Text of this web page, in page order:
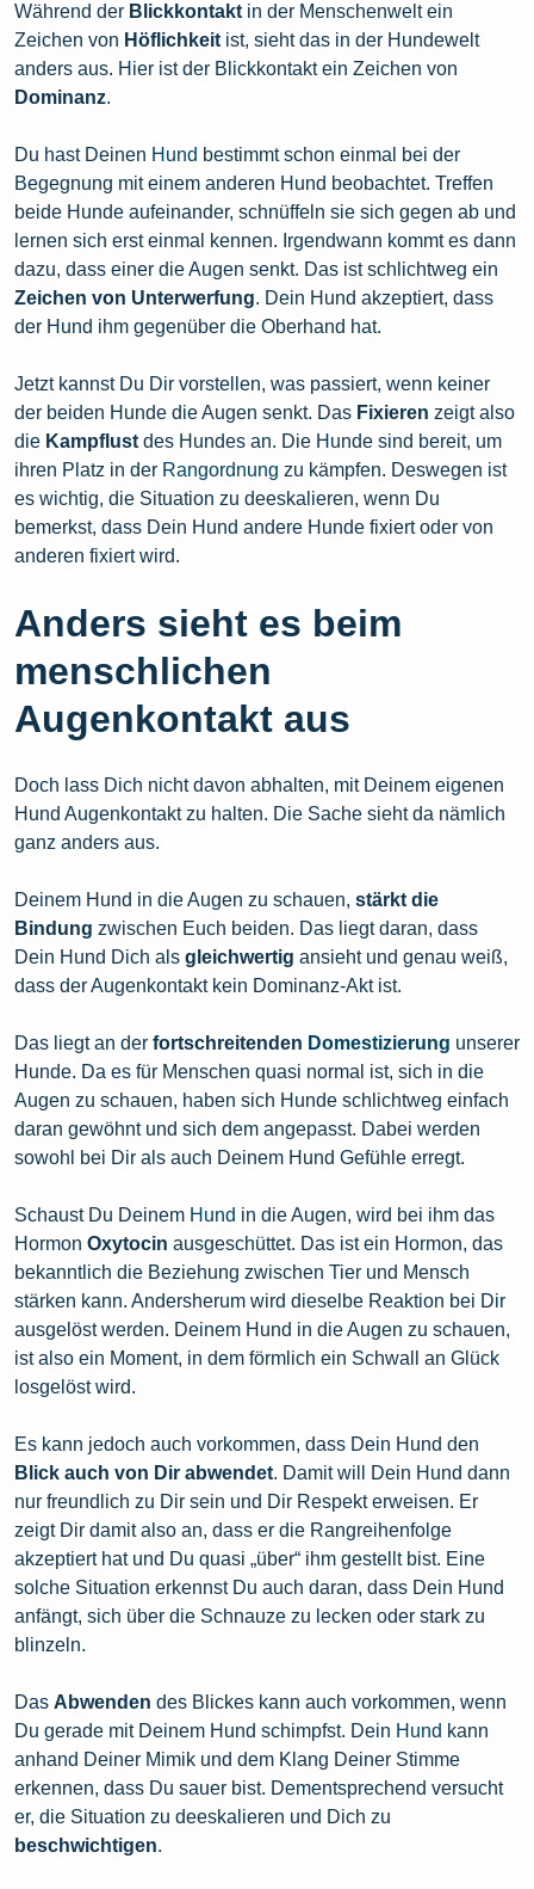
Während der Blickkontakt in der Menschenwelt ein
Zeichen von Höflichkeit ist, sieht das in der Hundewelt
anders aus. Hier ist der Blickkontakt ein Zeichen von
Dominanz.
Du hast Deinen Hund bestimmt schon einmal bei der
Begegnung mit einem anderen Hund beobachtet. Treffen
beide Hunde aufeinander, schnüffeln sie sich gegen ab und
lernen sich erst einmal kennen. Irgendwann kommt es dann
dazu, dass einer die Augen senkt. Das ist schlichtweg ein
Zeichen von Unterwerfung. Dein Hund akzeptiert, dass
der Hund ihm gegenüber die Oberhand hat.
Jetzt kannst Du Dir vorstellen, was passiert, wenn keiner
der beiden Hunde die Augen senkt. Das Fixieren zeigt also
die Kampflust des Hundes an. Die Hunde sind bereit, um
ihren Platz in der Rangordnung zu kämpfen. Deswegen ist
es wichtig, die Situation zu deeskalieren, wenn Du
bemerkst, dass Dein Hund andere Hunde fixiert oder von
anderen fixiert wird.
Anders sieht es beim
menschlichen
Augenkontakt aus
Doch lass Dich nicht davon abhalten, mit Deinem eigenen
Hund Augenkontakt zu halten. Die Sache sieht da nämlich
ganz anders aus.
Deinem Hund in die Augen zu schauen, stärkt die
Bindung zwischen Euch beiden. Das liegt daran, dass
Dein Hund Dich als gleichwertig ansieht und genau weiß,
dass der Augenkontakt kein Dominanz-Akt ist.
Das liegt an der fortschreitenden Domestizierung unserer
Hunde. Da es für Menschen quasi normal ist, sich in die
Augen zu schauen, haben sich Hunde schlichtweg einfach
daran gewöhnt und sich dem angepasst. Dabei werden
sowohl bei Dir als auch Deinem Hund Gefühle erregt.
Schaust Du Deinem Hund in die Augen, wird bei ihm das
Hormon Oxytocin ausgeschüttet. Das ist ein Hormon, das
bekanntlich die Beziehung zwischen Tier und Mensch
stärken kann. Andersherum wird dieselbe Reaktion bei Dir
ausgelöst werden. Deinem Hund in die Augen zu schauen,
ist also ein Moment, in dem förmlich ein Schwall an Glück
losgelöst wird.
Es kann jedoch auch vorkommen, dass Dein Hund den
Blick auch von Dir abwendet. Damit will Dein Hund dann
nur freundlich zu Dir sein und Dir Respekt erweisen. Er
zeigt Dir damit also an, dass er die Rangreihenfolge
akzeptiert hat und Du quasi „über“ ihm gestellt bist. Eine
solche Situation erkennst Du auch daran, dass Dein Hund
anfängt, sich über die Schnauze zu lecken oder stark zu
blinzeln.
Das Abwenden des Blickes kann auch vorkommen, wenn
Du gerade mit Deinem Hund schimpfst. Dein Hund kann
anhand Deiner Mimik und dem Klang Deiner Stimme
erkennen, dass Du sauer bist. Dementsprechend versucht
er, die Situation zu deeskalieren und Dich zu
beschwichtigen.